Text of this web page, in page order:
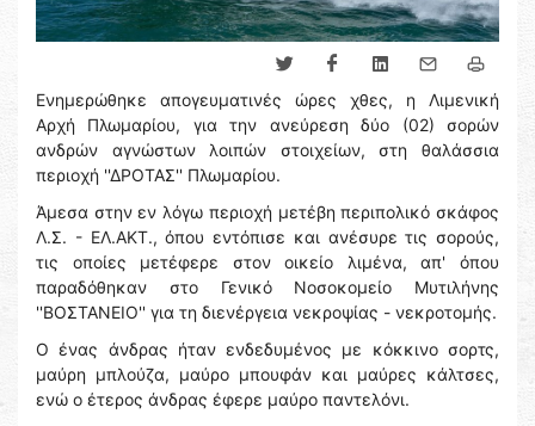
Ενημερώθηκε απογευματινές ώρες χθες, η Λιμενική
Αρχή Πλωμαρίου, για την ανεύρεση δύο (02) σορών
ανδρών αγνώστων λοιπών στοιχείων, στη θαλάσσια
περιοχή ''ΔΡΟΤΑΣ'' Πλωμαρίου.
Άμεσα στην εν λόγω περιοχή μετέβη περιπολικό σκάφος
Λ.Σ. - ΕΛ.ΑΚΤ., όπου εντόπισε και ανέσυρε τις σορούς,
τις οποίες μετέφερε στον οικείο λιμένα, απ' όπου
παραδόθηκαν στο Γενικό Νοσοκομείο Μυτιλήνης
''ΒΟΣΤΑΝΕΙΟ'' για τη διενέργεια νεκροψίας - νεκροτομής.
Ο ένας άνδρας ήταν ενδεδυμένος με κόκκινο σορτς,
μαύρη μπλούζα, μαύρο μπουφάν και μαύρες κάλτσες,
ενώ ο έτερος άνδρας έφερε μαύρο παντελόνι.